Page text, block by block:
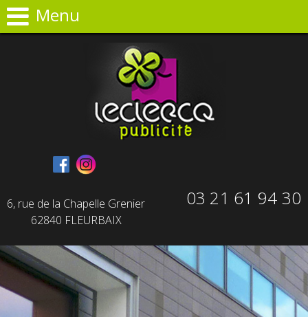
Menu
6, rue de la Chapelle Grenier
62840 FLEURBAIX
03 21 61 94 30
Panneau de gestion des cookies